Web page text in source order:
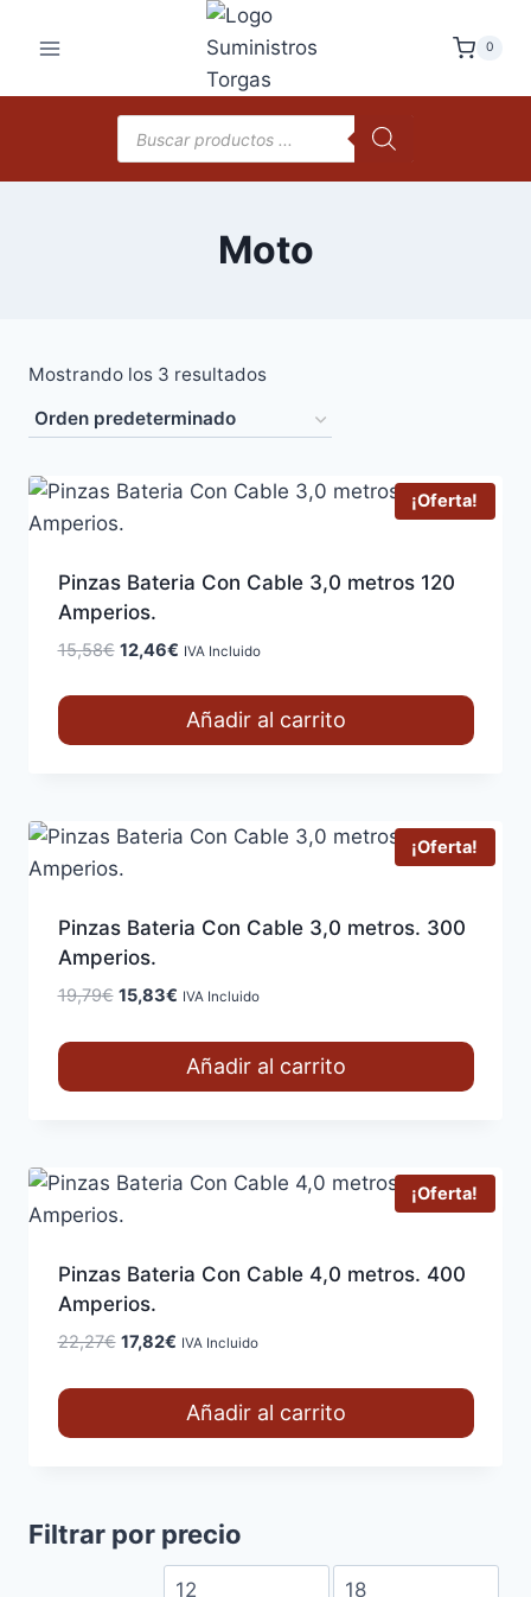
0
Búsqueda
de
productos
Moto
Mostrando los 3 resultados
¡Oferta!
Pinzas Bateria Con Cable 3,0 metros 120
Amperios.
15,58€ El
12,46€El
es:
IVA Incluido
Añadir al carrito
¡Oferta!
Pinzas Bateria Con Cable 3,0 metros. 300
Amperios.
19,79€ El
15,83€El
es:
IVA Incluido
Añadir al carrito
¡Oferta!
Pinzas Bateria Con Cable 4,0 metros. 400
Amperios.
22,27€ El
original
17,82€El
actual
es:
IVA Incluido
Añadir al carrito
Filtrar por precio